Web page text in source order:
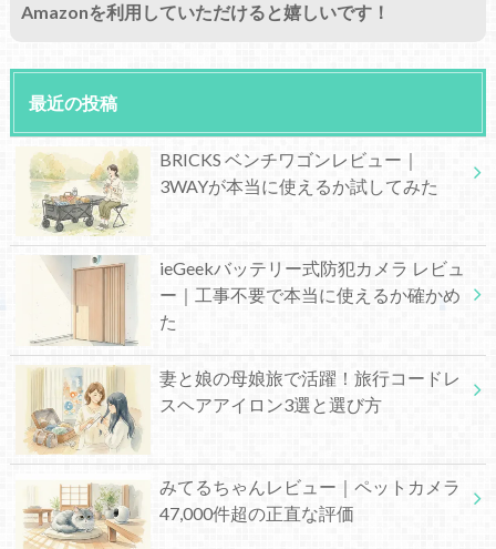
Amazonを利用していただけると嬉しいです！
最近の投稿
BRICKS ベンチワゴンレビュー｜
3WAYが本当に使えるか試してみた
ieGeekバッテリー式防犯カメラ レビュ
ー｜工事不要で本当に使えるか確かめ
た
妻と娘の母娘旅で活躍！旅行コードレ
スヘアアイロン3選と選び方
みてるちゃんレビュー｜ペットカメラ
47,000件超の正直な評価